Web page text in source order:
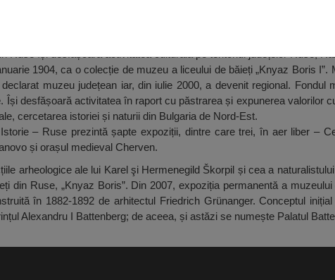
Ruse își desfășoară activitatea culturală pe teritoriul județelor Ruse,
1904, ca o colecție de muzeu a liceului de băieți „Knyaz Boris I”.
muzeu județean iar, din iulie 2000, a devenit regional. Fondul
Își desfășoară activitatea în raport cu păstrarea și expunerea valorilor
cercetarea istoriei și naturii din Bulgaria de Nord-Est.
– Ruse prezintă șapte expoziții, dintre care trei, în aer liber –
și orașul medieval Cherven.
arheologice ale lui Karel şi Hermenegild Škorpil și cea a
din Ruse, „Knyaz Boris”. Din 2007, expoziția permanentă a
în 1882-1892 de arhitectul Friedrich Grünanger. Conceptul
Alexandru I Battenberg; de aceea, și astăzi se numește Palatul